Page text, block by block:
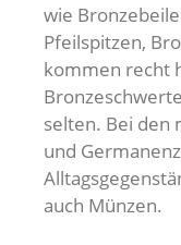
wie
Pfeilspitzen,
kommen recht
selten. Bei den
und
auch Münzen.